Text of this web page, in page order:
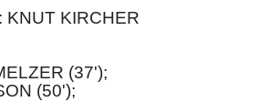
KNUT KIRCHER
(37');
(50');